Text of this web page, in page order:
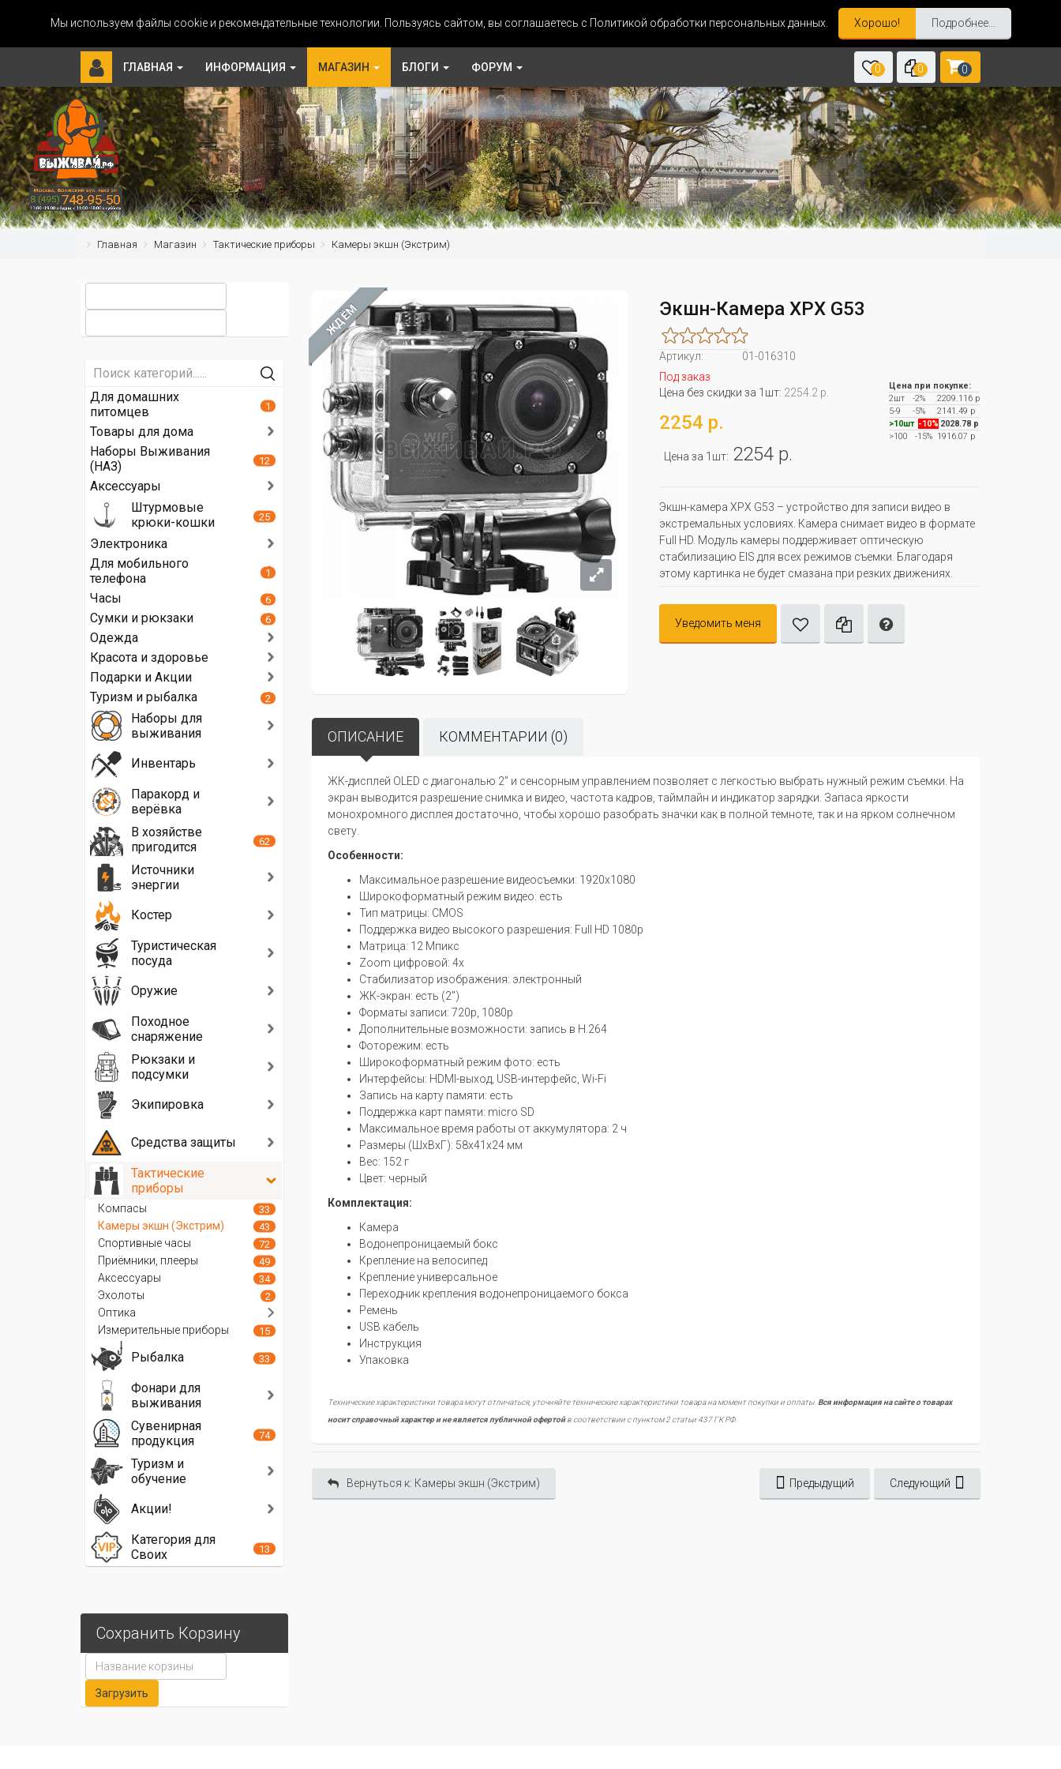
Мы используем файлы cookie и рекомендательные технологии. Пользуясь сайтом, вы соглашаетесь с Политикой обработки персональных данных. Хорошо! Подробнее...
ГЛАВНАЯ ИНФОРМАЦИЯ МАГАЗИН БЛОГИ ФОРУМ 0 0 0
Главная Магазин Тактические приборы Камеры экшн (Экстрим)
ЖДЁМ Экшн-Камера XPX G53
Артикул:
01-016310
Под заказ
Цена без скидки за 1шт: 2254.2 р.
2254 р.
Цена за 1шт: 2254 р.
Цена при покупке:
2шт
-2%
2209.116 р
5-9
-5%
2141.49 р
>10шт -10% 2028.78 р
>100
-15%1916.07 р
Экшн-камера XPX G53 – устройство для записи видео в
экстремальных условиях. Камера снимает видео в формате
Full HD. Модуль камеры поддерживает оптическую
стабилизацию EIS для всех режимов съемки. Благодаря
этому картинка не будет смазана при резких движениях.
Уведомить меня
ОПИСАНИЕ КОММЕНТАРИИ (0)
ЖК-дисплей OLED c диагональю 2” и сенсорным управлением позволяет с легкостью выбрать нужный режим съемки. На
экран выводится разрешение снимка и видео, частота кадров, таймлайн и индикатор зарядки. Запаса яркости
монохромного дисплея достаточно, чтобы хорошо разобрать значки как в полной темноте, так и на ярком солнечном
свету.
Особенности:
Максимальное разрешение видеосъемки: 1920x1080
Широкоформатный режим видео: есть
Тип матрицы: CMOS
Поддержка видео высокого разрешения: Full HD 1080p
Матрица: 12 Мпикс
Zoom цифровой: 4x
Стабилизатор изображения: электронный
ЖК-экран: есть (2")
Форматы записи: 720p, 1080p
Дополнительные возможности: запись в H.264
Фоторежим: есть
Широкоформатный режим фото: есть
Интерфейсы: HDMI-выход, USB-интерфейс, Wi-Fi
Запись на карту памяти: есть
Поддержка карт памяти: micro SD
Максимальное время работы от аккумулятора: 2 ч
Размеры (ШхВхГ): 58x41x24 мм
Вес: 152 г
Цвет: черный
Комплектация:
Камера
Водонепроницаемый бокс
Крепление на велосипед
Крепление универсальное
Переходник крепления водонепроницаемого бокса
Ремень
USB кабель
Инструкция
Упаковка
Технические характеристики товара могут отличаться, уточняйте технические характеристики товара на момент покупки и оплаты. Вся информация на сайте о товарах
носит справочный характер и не является публичной офертойв соответствии с пунктом 2 статьи 437 ГК РФ.
Вернуться к: Камеры экшн (Экстрим) Предыдущий Следующий
Для домашних
питомцев
1
Товары для дома
Наборы Выживания
(НАЗ)
12
Аксессуары
Штурмовые
крюки-кошки
25
Электроника
Для мобильного
телефона
1
Часы 6
Сумки и рюкзаки 6
Одежда
Красота и здоровье
Подарки и Акции
Туризм и рыбалка
2
Наборы для
выживания
Инвентарь
Паракорд и
верёвка
В хозяйстве
пригодится
62
Источники
энергии
Костер
Туристическая
посуда
Оружие
Походное
снаряжение
Рюкзаки и
подсумки
Экипировка
Средства защиты
Тактические
приборы
Компасы 33
Камеры экшн (Экстрим) 43
Спортивные часы 72
Приёмники, плееры 49
Аксессуары 34
Эхолоты 2
Оптика
Измерительные приборы
15
Рыбалка 33
Фонари для
выживания
Сувенирная
продукция
74
Туризм и
обучение
Акции!
Категория для
Своих
13
Сохранить Корзину